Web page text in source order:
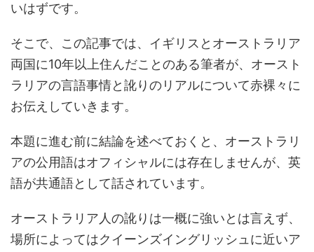
いはずです。
そこで、この記事では、イギリスとオーストラリア
両国に10年以上住んだことのある筆者が、オースト
ラリアの言語事情と訛りのリアルについて赤裸々に
お伝えしていきます。
本題に進む前に結論を述べておくと、オーストラリ
アの公用語はオフィシャルには存在しませんが、英
語が共通語として話されています。
オーストラリア人の訛りは一概に強いとは言えず、
場所によってはクイーンズイングリッシュに近いア